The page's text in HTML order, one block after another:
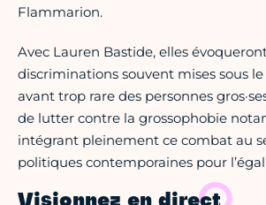
Flammarion.
Avec Lauren Bastide, elles
discriminations souvent mises sous
avant trop rare des personnes
de lutter contre la grossophobie
intégrant pleinement ce combat au
politiques contemporaines pour